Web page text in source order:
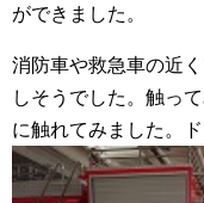
ができました。
消防車や救急車の近
しそうでした。触っ
に触れてみました。